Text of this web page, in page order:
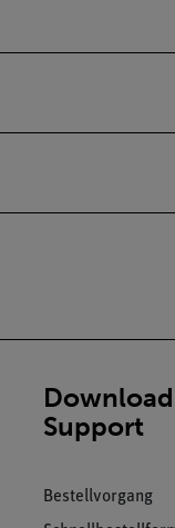
Support
Bestellvorgang